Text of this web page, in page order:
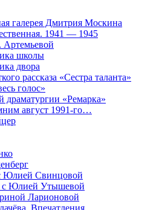
галерея Дмитрия Москина
1941 — 1945
Артемьевой
школы
двора
рассказа «Сестра таланта»
голос»
драматургии «Ремарка»
август 1991-го…
Юлией Свинцовой
с Юлией Утышевой
Ларионовой